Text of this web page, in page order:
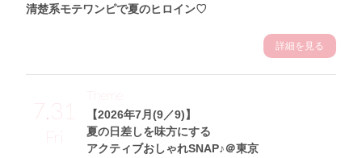
清楚系モテワンピで夏のヒロイン♡
詳細を見る
7.31
Fri
【2026年7月(9／9)】
夏の日差しを味方にする
アクティブおしゃれSNAP♪＠東京
Theme